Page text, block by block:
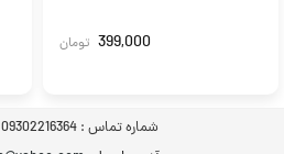
399,000 تومان
شماره تماس : 09302216364 واتساپ فروش